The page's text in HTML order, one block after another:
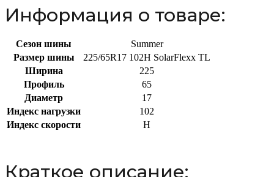
Информация о товаре:
Сезон шины
Summer
Размер шины
225/65R17 102H SolarFlexx TL
Ширина
225
Профиль
65
Диаметр
17
Индекс нагрузки
102
Индекс скорости
H
Краткое описание: